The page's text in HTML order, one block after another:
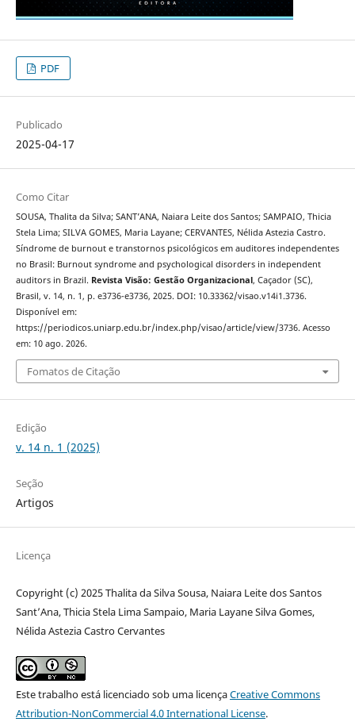
PDF
Publicado
2025-04-17
Como Citar
SOUSA, Thalita da Silva; SANT’ANA, Naiara Leite dos Santos; SAMPAIO, Thicia
Stela Lima; SILVA GOMES, Maria Layane; CERVANTES, Nélida Astezia Castro.
Síndrome de burnout e transtornos psicológicos em auditores independentes
no Brasil: Burnout syndrome and psychological disorders in independent
auditors in Brazil. Revista Visão: Gestão Organizacional, Caçador (SC),
Brasil, v. 14, n. 1, p. e3736-e3736, 2025. DOI: 10.33362/visao.v14i1.3736.
Disponível em:
https://periodicos.uniarp.edu.br/index.php/visao/article/view/3736. Acesso
em: 10 ago. 2026.
Fomatos de Citação
Edição
v. 14 n. 1 (2025)
Seção
Artigos
Licença
Copyright (c) 2025 Thalita da Silva Sousa, Naiara Leite dos Santos
Sant’Ana, Thicia Stela Lima Sampaio, Maria Layane Silva Gomes,
Nélida Astezia Castro Cervantes
Este trabalho está licenciado sob uma licençaCreative Commons
Attribution-NonCommercial 4.0 International License.